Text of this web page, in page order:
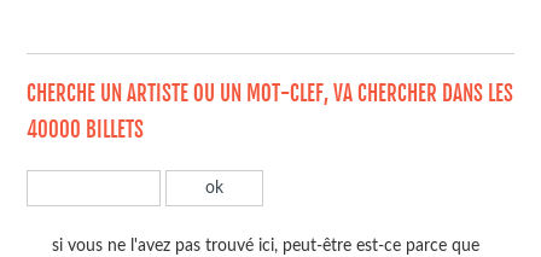
CHERCHE UN ARTISTE OU UN MOT-CLEF, VA CHERCHER DANS LES
40000 BILLETS
si vous ne l'avez pas trouvé ici, peut-être est-ce parce que